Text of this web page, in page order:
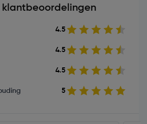
4.5
4.5
4.5
5